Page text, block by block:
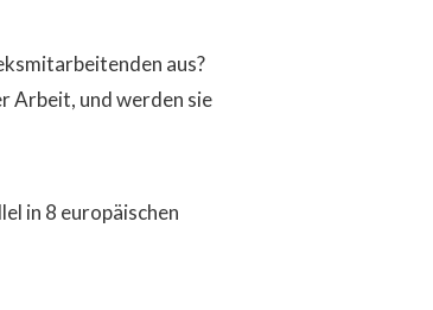
aus?
Arbeit, und werden sie
in 8 europäischen